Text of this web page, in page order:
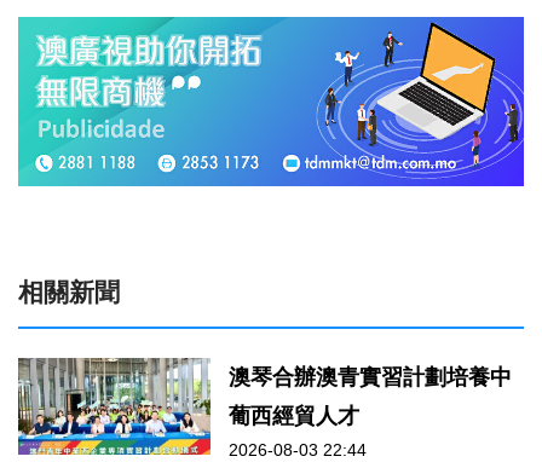
相關新聞
澳琴合辦澳青實習計劃培養中
葡西經貿人才
2026-08-03 22:44